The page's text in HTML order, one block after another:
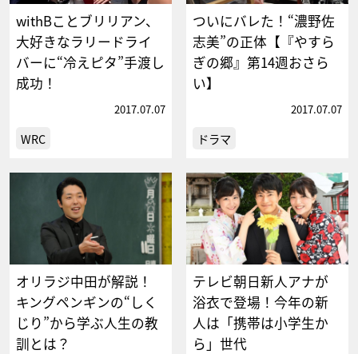
withBことブリリアン、
大好きなラリードライ
バーに“冷えピタ”手渡し
成功！
2017.07.07
WRC
ついにバレた！“濃野佐
志美”の正体【『やすら
ぎの郷』第14週おさら
い】
2017.07.07
ドラマ
オリラジ中田が解説！
キングペンギンの“しく
じり”から学ぶ人生の教
訓とは？
テレビ朝日新人アナが
浴衣で登場！今年の新
人は「携帯は小学生か
ら」世代